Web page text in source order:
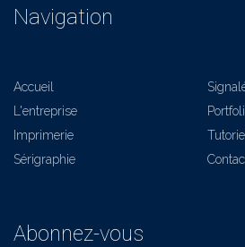
Navigation
Accueil
L'entreprise
Imprimerie
Sérigraphie
Abonnez-vous